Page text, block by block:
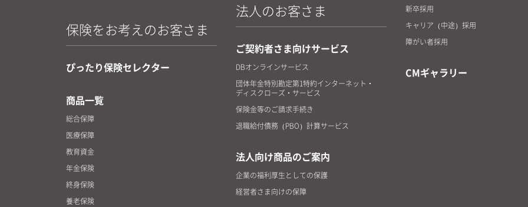
保険をお考えのお客さま
ぴったり保険セレクター
商品一覧
総合保障
医療保障
教育資金
年金保険
終身保険
養老保険
法人のお客さま
ご契約者さま向けサービス
DBオンラインサービス
団体年金特別勘定第1特約インターネット・
ディスクローズ・サービス
保険金等のご請求手続き
退職給付債務（PBO）計算サービス
法人向け商品のご案内
企業の福利厚生としての保護
経営者さま向けの保障
新卒採用
キャリア（中途）採用
障がい者採用
CMギャラリー